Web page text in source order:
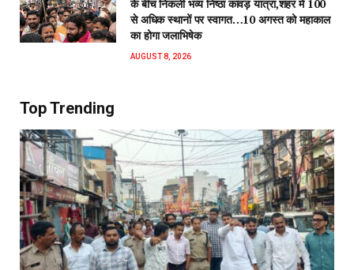
के बीच निकली भव्य निष्ठा कावड़ यात्रा,शहर में 100
से अधिक स्थानों पर स्वागत…10 अगस्त को महाकाल
का होगा जलाभिषेक
AUGUST 8, 2026
Top Trending